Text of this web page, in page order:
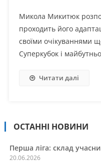
Микола Микитюк
проходить його
своїми очікуваннями
Суперкубок і
Читати далі
ОСТАННІ НОВИНИ
Перша ліга: склад
20.06.2026